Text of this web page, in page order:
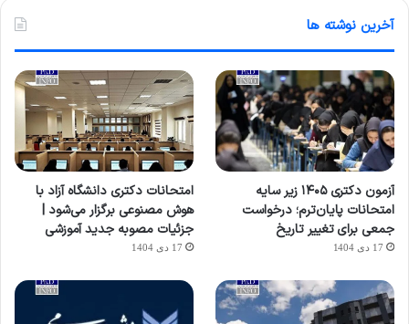
آخرین نوشته ها
آزمون دکتری ۱۴۰۵ زیر سایه
امتحانات پایان‌ترم؛ درخواست
جمعی برای تغییر تاریخ
17 دی 1404
امتحانات دکتری دانشگاه آزاد با
هوش مصنوعی برگزار می‌شود |
جزئیات مصوبه جدید آموزشی
17 دی 1404